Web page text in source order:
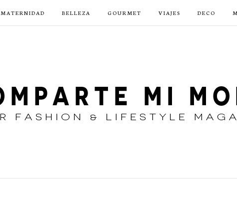
MATERNIDAD BELLEZA GOURMET VIAJES DECO